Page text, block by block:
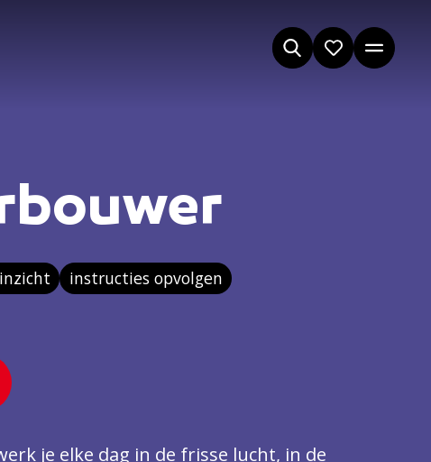
instructies opvolgen
je elke dag in de frisse lucht, in de